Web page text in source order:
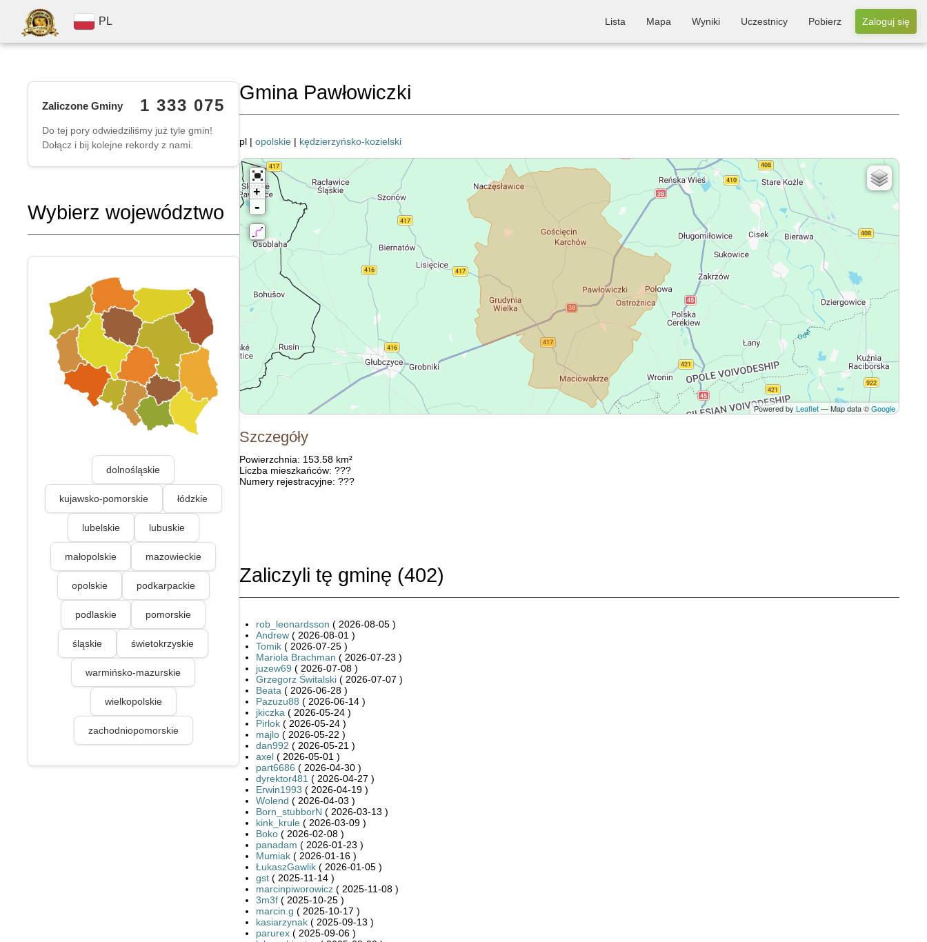
PL Lista Mapa Wyniki Uczestnicy Pobierz Zaloguj się
Zaliczone Gminy 1 333 075
Do tej pory odwiedziliśmy już tyle gmin!
Dołącz i bij kolejne rekordy z nami.
Wybierz województwo
dolnośląskie
kujawsko-pomorskie łódzkie
lubelskie lubuskie
małopolskie mazowieckie
opolskie podkarpackie
podlaskie pomorskie
śląskie świetokrzyskie
warmińsko-mazurskie
wielkopolskie
zachodniopomorskie
Gmina Pawłowiczki
pl | opolskie| kędzierzyńsko-kozielski
+
-
Powered by Leaflet— Map data ©Google
Szczegóły
Powierzchnia: 153.58 km²
Liczba mieszkańców: ???
Numery rejestracyjne: ???
Zaliczyli tę gminę (402)
rob_leonardsson ( 2026-08-05 )
Andrew( 2026-08-01 )
Tomik( 2026-07-25 )
Mariola Brachman ( 2026-07-23 )
juzew69 ( 2026-07-08 )
Grzegorz Świtalski( 2026-07-07 )
Beata ( 2026-06-28 )
Pazuzu88 ( 2026-06-14 )
jkiczka ( 2026-05-24 )
Pirlok( 2026-05-24 )
majlo( 2026-05-22 )
dan992 ( 2026-05-21 )
axel( 2026-05-01 )
part6686 ( 2026-04-30 )
dyrektor481 ( 2026-04-27 )
Erwin1993 ( 2026-04-19 )
Wolend ( 2026-04-03 )
Born_stubborN ( 2026-03-13 )
kink_krule( 2026-03-09 )
Boko( 2026-02-08 )
panadam ( 2026-01-23 )
Mumiak( 2026-01-16 )
ŁukaszGawlik( 2026-01-05 )
gst( 2025-11-14 )
marcinpiworowicz( 2025-11-08 )
3m3f( 2025-10-25 )
marcin.g ( 2025-10-17 )
kasiarzynak( 2025-09-13 )
parurex( 2025-09-06 )